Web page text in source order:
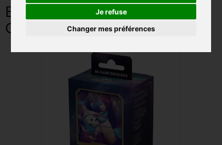
Je refuse
Changer mes préférences
FIGURINES POP MANGA
FIGURINES POP DISNEY
FIGURINES POP MARVEL
FIGURINES POP MUSIQUE
FIGURINES POP SÉRIE TV
FIGURINES POP AUTRES FILMS
FIGURINES POP SPORTS
BOITE A DECK LORCANA
GENIE / RAVENSBURGER